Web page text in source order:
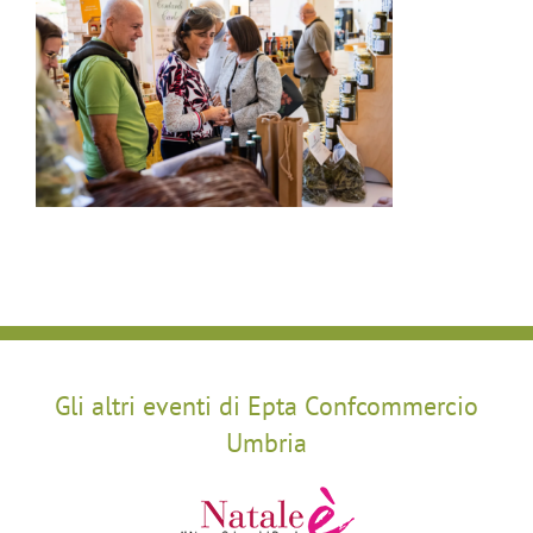
Gli altri eventi di Epta Confcommercio
Umbria